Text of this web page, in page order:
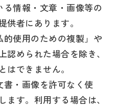
情報・文章・画像等の
供者にあります。
使用のための複製」や
認められた場合を除き、
できません。
・画像を許可なく使
す。利用する場合は、